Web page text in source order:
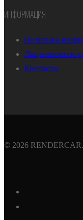
ИНФОРМАЦИЯ
Политика
Лицензионное
Контакты
© 2026